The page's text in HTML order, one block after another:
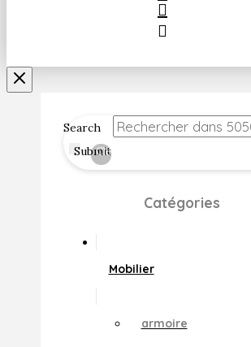
Search
Submit
Clear
Catégories
Mobilier
armoire